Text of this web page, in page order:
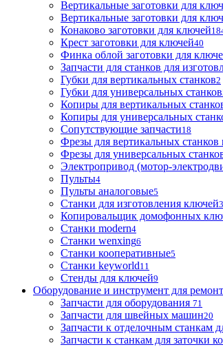
Вертикальные заготовки для
Вертикальные заготовки для
Конаково заготовки для ключей
Крест заготовки для ключей40
Финка облой заготовки для
Запчасти для станков для
Губки для вертикальных станков2
Губки для универсальных станков
Копиры для вертикальных
Копиры для универсальных
Сопутствующие запчасти18
Фрезы для вертикальных
Фрезы для универсальных
Электропривод (мотор-
Пульты4
Пульты аналоговые5
Станки для изготовления ключей
Копировальщик домофонных
Станки modern4
Станки wenxing6
Станки кооперативные5
Станки keyworld11
Стенды для ключей9
Оборудование и инструмент для
Запчасти для оборудования 71
Запчасти для швейных машин20
Запчасти к отделочным станкам
Запчасти к станкам для заточки